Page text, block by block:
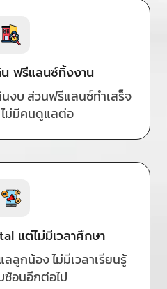
น ฟรีแลนซ์ทิ้งงาน
นงบ ส่วนฟรีแลนซ์ทำเสร็จ
ม่มีคนดูแลต่อ
แต่ไม่มีเวลาศึกษา
ลูกน้อง ไม่มีเวลาเรียนรู้
ซ้อนอีกต่อไป